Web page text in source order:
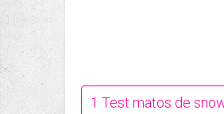
1 Test matos de